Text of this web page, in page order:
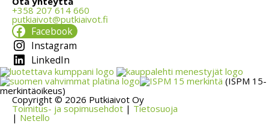
+358 207 614 660
putkiaivot@putkiaivot.fi
Facebook
Instagram
LinkedIn
(ISPM 15-
merkintäoikeus)
Copyright © 2026 Putkiaivot Oy
Toimitus- ja sopimusehdot | Tietosuoja
| Netello